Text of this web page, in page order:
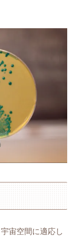
宙空間に適応し